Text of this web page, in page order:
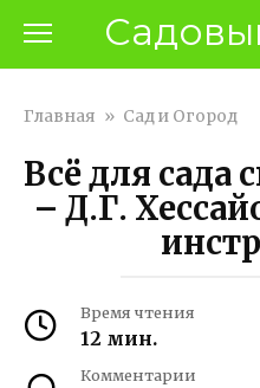
контенту
Главная » Сад и Огород
Всё для сада
– Д.Г.
Время чтения
12 мин.
Комментарии